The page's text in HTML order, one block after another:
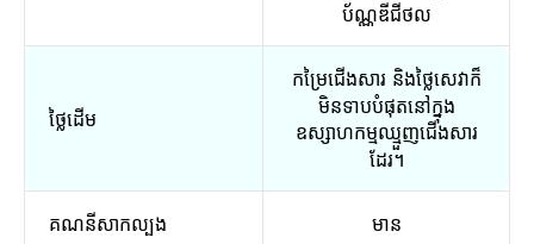
ប័ណ្ណឌីជីថល
ថ្លៃដើម
កម្រៃជើងសារ និងថ្លៃសេវាក៏
មិនទាបបំផុតនៅក្នុង
ឧស្សាហកម្មឈ្មួញជើងសារ
ដែរ។
គណនីសាកល្បង មាន